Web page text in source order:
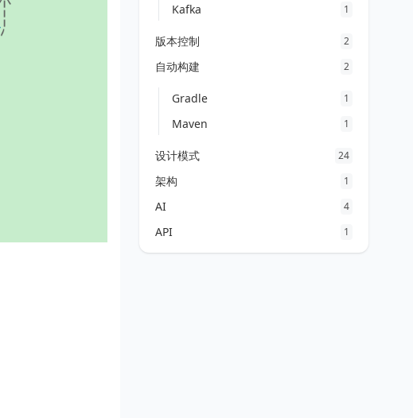
Kafka 1
版本控制 2
自动构建 2
Gradle 1
Maven 1
设计模式 24
架构 1
AI 4
API 1